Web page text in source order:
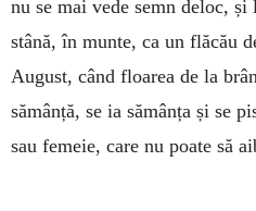
nu se mai vede semn de­loc,
stână, în munte, ca un flăcău
August, când floarea de la
sămânță, se ia sămânța și se
sau femeie, care nu poa­te să